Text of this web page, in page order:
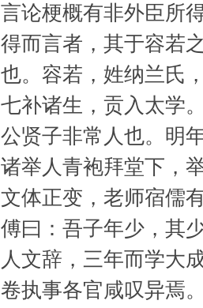
言论梗概有非外臣所
得而言者，其于容若
也。容若，姓纳兰氏
七补诸生，贡入太学
公贤子非常人也。明
诸举人青袍拜堂下，
文体正变，老师宿儒
傅曰：吾子年少，其
人文辞，三年而学大
卷执事各官咸叹异焉